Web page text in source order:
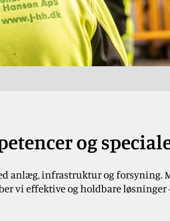
og
anlæg, infrastruktur og forsyning.
vi effektive og holdbare